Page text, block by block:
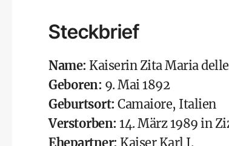
Steckbrief
Name: Kaiserin Zita Maria
Geboren: 9. Mai 1892
Geburtsort: Camaiore, Italien
Verstorben: 14. März 1989 in
Ehepartner: Kaiser Karl I.